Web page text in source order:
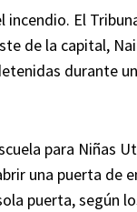
El
de la capital,
durante
para Niñas
una puerta de
puerta, según